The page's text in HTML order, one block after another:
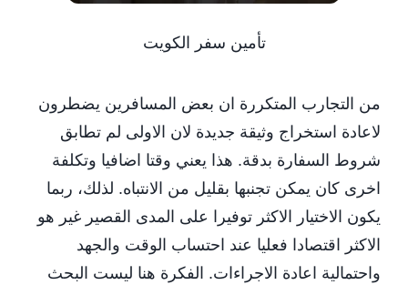
تأمين سفر الكويت
من التجارب المتكررة ان بعض المسافرين يضطرون
لاعادة استخراج وثيقة جديدة لان الاولى لم تطابق
شروط السفارة بدقة. هذا يعني وقتا اضافيا وتكلفة
اخرى كان يمكن تجنبها بقليل من الانتباه. لذلك، ربما
يكون الاختيار الاكثر توفيرا على المدى القصير غير هو
الاكثر اقتصادا فعليا عند احتساب الوقت والجهد
واحتمالية اعادة الاجراءات. الفكرة هنا ليست البحث